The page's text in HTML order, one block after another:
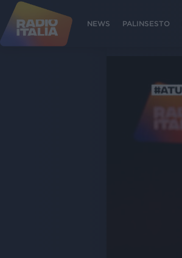
NEWS PALINSESTO